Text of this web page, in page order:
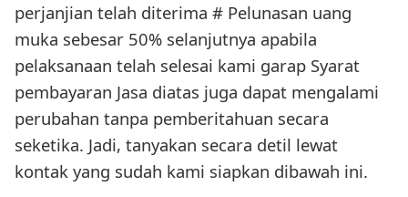
perjanjian telah diterima # Pelunasan uang
muka sebesar 50% selanjutnya apabila
pelaksanaan telah selesai kami garap Syarat
pembayaran Jasa diatas juga dapat mengalami
perubahan tanpa pemberitahuan secara
seketika. Jadi, tanyakan secara detil lewat
kontak yang sudah kami siapkan dibawah ini.